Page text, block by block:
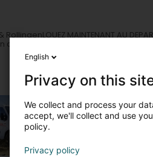
MAINTENANT AU DEPART
courte, moyenne et longue durée
English
Privacy on this
We collect and process your
accept, we'll collect and use
policy.
Privacy policy